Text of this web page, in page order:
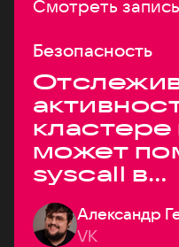
Смотреть запись
Безопасность
кластере
может
syscall в
системах
Александр
VK